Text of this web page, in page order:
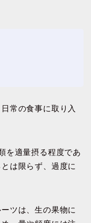
常の食事に取り入
を適量摂る程度であ
は限らず、過度に
ツは、生の果物に